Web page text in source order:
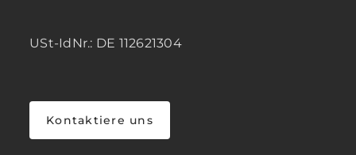
USt-IdNr.: DE 112621304
Kontaktiere uns